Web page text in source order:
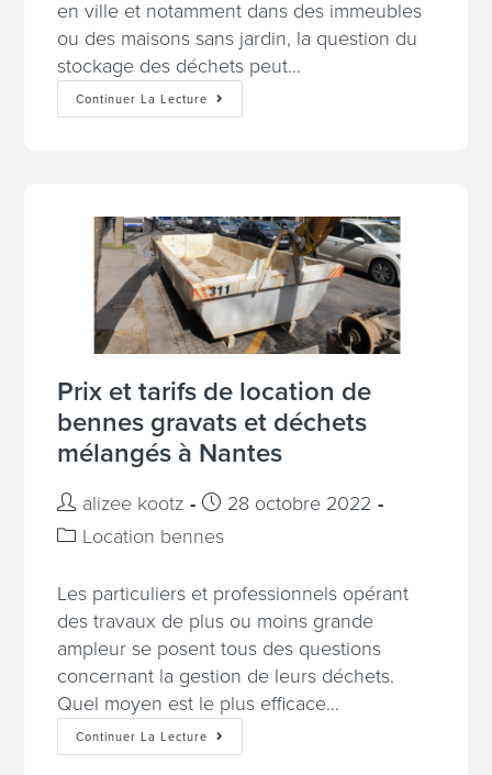
en ville et notamment dans des immeubles
ou des maisons sans jardin, la question du
stockage des déchets peut…
Continuer La Lecture
Prix et tarifs de location de
bennes gravats et déchets
mélangés à Nantes
alizee kootz
28 octobre 2022
Location bennes
Les particuliers et professionnels opérant
des travaux de plus ou moins grande
ampleur se posent tous des questions
concernant la gestion de leurs déchets.
Quel moyen est le plus efficace…
Continuer La Lecture